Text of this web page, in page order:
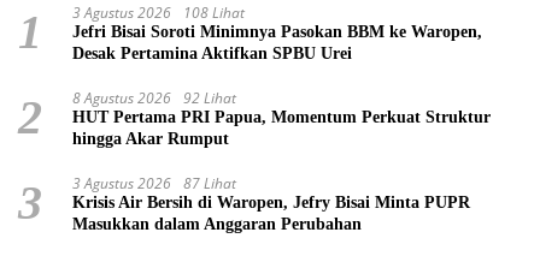
1 3 Agustus 2026 108 Lihat
Jefri Bisai Soroti Minimnya Pasokan BBM ke Waropen,
Desak Pertamina Aktifkan SPBU Urei
2 8 Agustus 2026 92 Lihat
HUT Pertama PRI Papua, Momentum Perkuat Struktur
hingga Akar Rumput
3 3 Agustus 2026 87 Lihat
Krisis Air Bersih di Waropen, Jefry Bisai Minta PUPR
Masukkan dalam Anggaran Perubahan